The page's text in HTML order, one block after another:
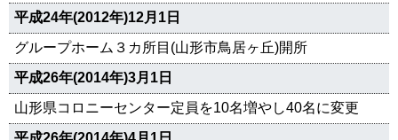
平成24年(2012年)12月1日
グループホーム３カ所目(山形市鳥居ヶ丘)開所
平成26年(2014年)3月1日
山形県コロニーセンター定員を10名増やし40名に変更